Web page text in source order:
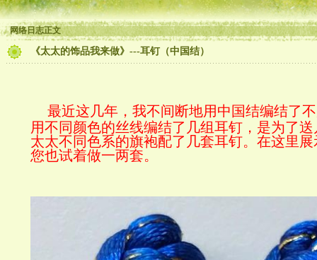
网络日志正文
《太太的饰品我来做》---耳钉（中国结）
最近这几年，我不间断地用中国结编结了
用不同颜色的丝线编结了几组耳钉，是为了
太太不同色系的旗袍配了几套耳钉。在这里
您也试着做一两套。